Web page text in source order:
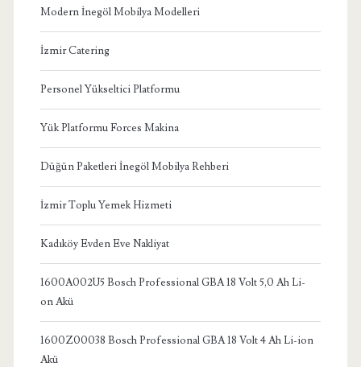
Modern İnegöl Mobilya Modelleri
İzmir Catering
Personel Yükseltici Platformu
Yük Platformu Forces Makina
Düğün Paketleri İnegöl Mobilya Rehberi
İzmir Toplu Yemek Hizmeti
Kadıköy Evden Eve Nakliyat
1600A002U5 Bosch Professional GBA 18 Volt 5,0 Ah Li-
on Akü
1600Z00038 Bosch Professional GBA 18 Volt 4 Ah Li-ion
Akü